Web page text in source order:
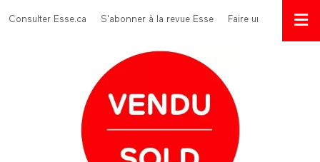
Menu Top
Consulter Esse.ca S'abonner à la revue Esse Faire un don